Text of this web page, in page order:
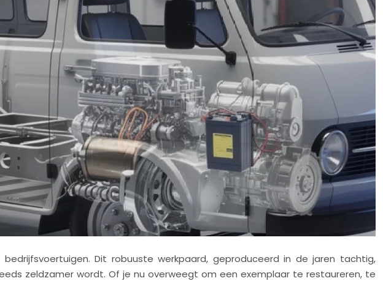
Dit robuuste werkpaard, geproduceerd in de jaren tachtig,
zeldzamer wordt. Of je nu overweegt om een exemplaar te restaureren, te